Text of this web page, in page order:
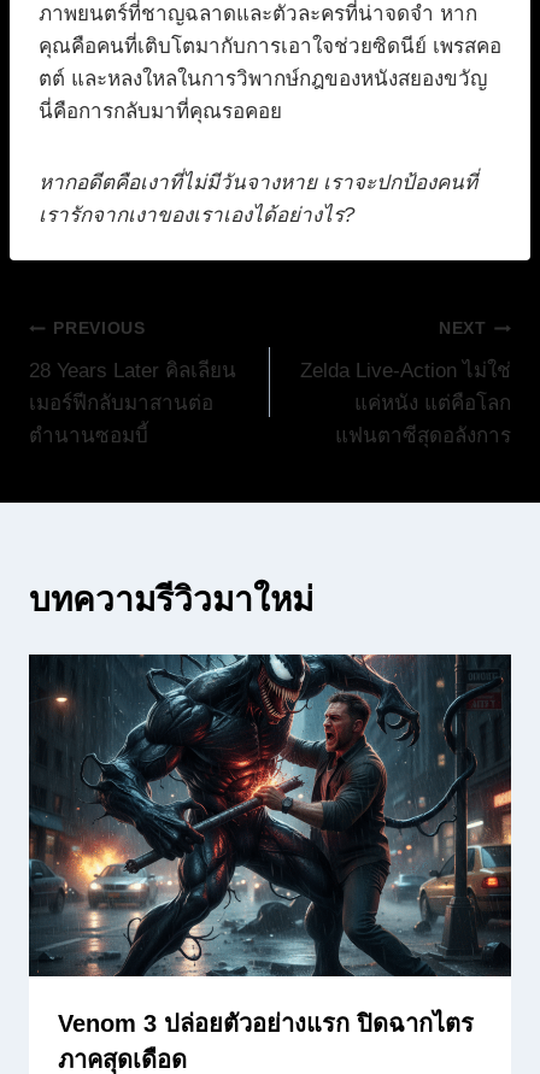
ภาพยนตร์ที่ชาญฉลาดและตัวละครที่น่าจดจำ หาก
คุณคือคนที่เติบโตมากับการเอาใจช่วยซิดนีย์ เพรสคอ
ตต์ และหลงใหลในการวิพากษ์กฎของหนังสยองขวัญ
นี่คือการกลับมาที่คุณรอคอย
หากอดีตคือเงาที่ไม่มีวันจางหาย เราจะปกป้องคนที่
เรารักจากเงาของเราเองได้อย่างไร?
แนะแนว
เรื่อง
PREVIOUS
28 Years Later คิลเลียน
เมอร์ฟีกลับมาสานต่อ
ตำนานซอมบี้
NEXT
Zelda Live-Action ไม่ใช่
แค่หนัง แต่คือโลก
แฟนตาซีสุดอลังการ
บทความรีวิวมาใหม่
Venom 3 ปล่อยตัวอย่างแรก ปิดฉากไตร
ภาคสุดเดือด